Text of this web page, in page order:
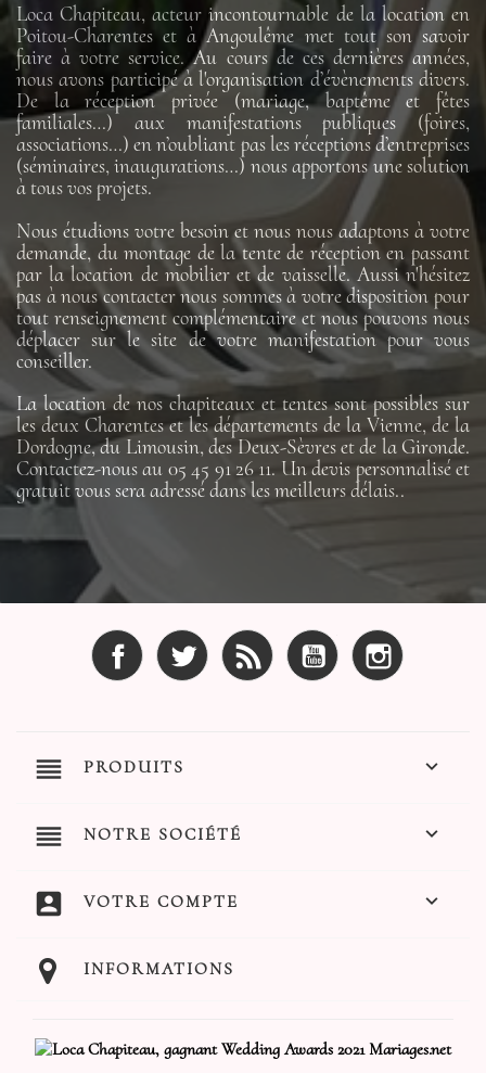
Loca Chapiteau, acteur incontournable de la location en
Poitou-Charentes et à Angoulême met tout son savoir
faire à votre service. Au cours de ces dernières années,
nous avons participé à l'organisation d’évènements divers.
De la réception privée (mariage, baptême et fêtes
familiales…) aux manifestations publiques (foires,
associations…) en n’oubliant pas les réceptions d’entreprises
(séminaires, inaugurations…) nous apportons une solution
à tous vos projets.
Nous étudions votre besoin et nous nous adaptons à votre
demande, du montage de la tente de réception en passant
par la location de mobilier et de vaisselle. Aussi n'hésitez
pas à nous contacter nous sommes à votre disposition pour
tout renseignement complémentaire et nous pouvons nous
déplacer sur le site de votre manifestation pour vous
conseiller.
La location de nos chapiteaux et tentes sont possibles sur
les deux Charentes et les départements de la Vienne, de la
Dordogne, du Limousin, des Deux-Sèvres et de la Gironde.
Contactez-nous au 05 45 91 26 11. Un devis personnalisé et
gratuit vous sera adressé dans les meilleurs délais..
Facebook Twitter Rss YouTube
reorder PRODUITS 
reorder NOTRE SOCIÉTÉ 
account_box VOTRE COMPTE 
INFORMATIONS